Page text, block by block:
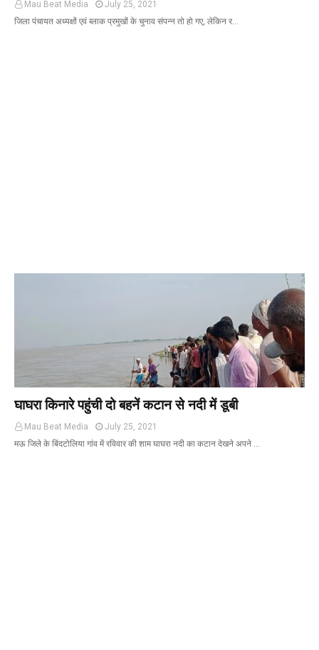
Mau Beat Media
July 25, 2021
जिला पंचायत अध्यक्षों एवं ब्लाक प्रमुखों के चुनाव संपन्न तो हो गए, लेकिन र…
घाघरा किनारे पहुंची दो बहनें कटान से नदी में डूबी
Mau Beat Media
July 25, 2021
मऊ जिले के बिंदटोलिया गांव में रविवार की शाम घाघरा नदी का कटान देखने अपने …